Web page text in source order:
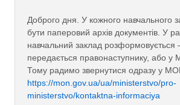
Доброго дня. У кожного навчального
бути паперовий архів документів. У
навчальний заклад розформовується
передається правонаступнику, або у
Тому радимо звернутися одразу у
https://mon.gov.ua/ua/ministerstvo/pro-
ministerstvo/kontaktna-informaciya